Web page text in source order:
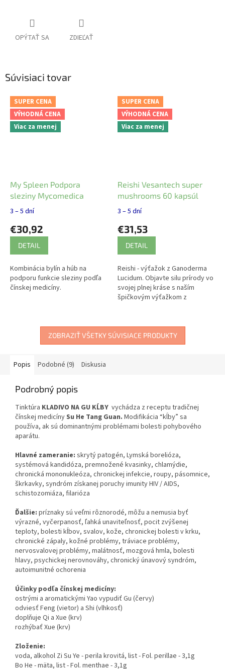
OPÝTAŤ SA ZDIEĽAŤ
Súvisiaci tovar
SUPER CENA
VÝHODNÁ CENA
Viac za menej
My Spleen Podpora
sleziny Mycomedica
3 – 5 dní
€30,92
DETAIL
Kombinácia bylín a húb na
podporu funkcie sleziny podľa
čínskej medicíny.
SUPER CENA
VÝHODNÁ CENA
Viac za menej
Reishi Vesantech super
mushrooms 60 kapsúl
3 – 5 dní
€31,53
DETAIL
Reishi - výťažok z Ganoderma
Lucidum. Objavte silu prírody vo
svojej plnej kráse s naším
špičkovým výťažkom z
bohatý...
ZOBRAZIŤ VŠETKY SÚVISIACE PRODUKTY
Popis Podobné (9) Diskusia
Podrobný popis
Tinktúra KLADIVO NA GU KĹBY vychádza z receptu tradičnej
čínskej medicínySu He Tang Guan. Modifikácia “kĺby” sa
používa, ak sú dominantnými problémami bolesti pohybového
aparátu.
Hlavné zameranie: skrytý patogén, Lymská borelióza,
systémová kandidóza, premnožené kvasinky, chlamýdie,
chronická mononukleóza, chronickej infekcie, roupy, pásomnice,
škrkavky, syndróm získanej poruchy imunity HIV / AIDS,
schistozomiáza, filarióza
Ďalšie: príznaky sú veľmi rôznorodé, môžu a nemusia byť
výrazné, vyčerpanosť, ľahká unaviteľnosť, pocit zvýšenej
teploty, bolesti kĺbov, svalov, kože, chronickej bolesti v krku,
chronické zápaly, kožné problémy, tráviace problémy,
nervosvalovej problémy, malátnosť, mozgová hmla, bolesti
hlavy, psychickej nerovnováhy, chronický únavový syndróm,
autoimunitné ochorenia
Účinky podľa čínskej medicíny:
ostrými a aromatickými Yao vypudiť Gu (červy)
odviesť Feng (vietor) a Shi (vlhkosť)
doplňuje Qi a Xue (krv)
rozhýbať Xue (krv)
Zloženie:
voda, alkohol Zi Su Ye - perila krovitá, list - Fol. perillae - 3,1g
Bo He - mäta, list - Fol. menthae - 3,1g